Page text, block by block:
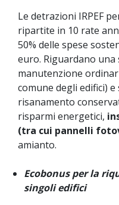
Le detrazioni IRPEF
ripartite in 10 rate
50% delle spese
euro. Riguardano
manutenzione
comune degli edifici)
risanamento
risparmi energetici,
(tra cui pannelli
amianto.
Ecobonus per la
singoli edifici